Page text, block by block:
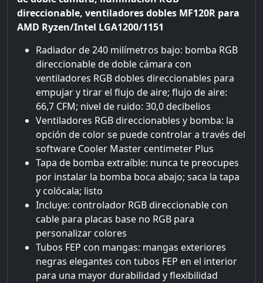
direccionable, ventiladores dobles MF120R para
AMD Ryzen/Intel LGA1200/1151
Radiador de 240 milímetros bajo: bomba RGB
direccionable de doble cámara con
ventiladores RGB dobles direccionables para
empujar y tirar el flujo de aire; flujo de aire:
66,7 CFM; nivel de ruido: 30,0 decibelios
Ventiladores RGB direccionables y bomba: la
opción de color se puede controlar a través del
software Cooler Master centimeter Plus
Tapa de bomba extraíble: nunca te preocupes
por instalar la bomba boca abajo; saca la tapa
y colócala; listo
Incluye: controlador RGB direccionable con
cable para placas base no RGB para
personalizar colores
Tubos FEP con mangas: mangas exteriores
negras elegantes con tubos FEP en el interior
para una mayor durabilidad y flexibilidad